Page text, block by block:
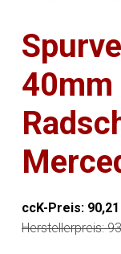
40mm
ccK-Preis:
Herstellerpreis: